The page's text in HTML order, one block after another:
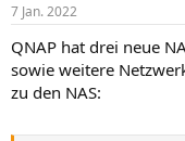
e
r
t
a
m
7 Jan. 2022
QNAP hat drei neue
sowie weitere
zu den NAS: